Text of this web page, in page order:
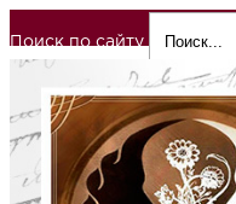
Поиск по сайту